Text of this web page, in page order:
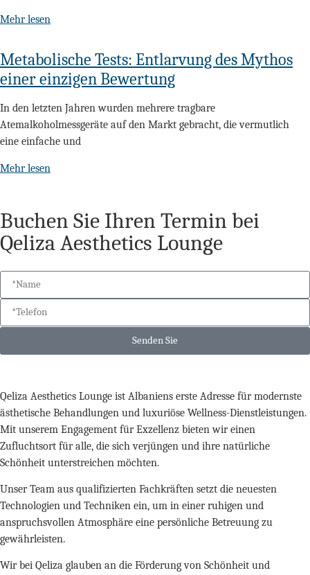
Mehr lesen
Metabolische Tests: Entlarvung des Mythos
einer einzigen Bewertung
In den letzten Jahren wurden mehrere tragbare
Atemalkoholmessgeräte auf den Markt gebracht, die vermutlich
eine einfache und
Mehr lesen
Buchen Sie Ihren Termin bei
Qeliza Aesthetics Lounge
Senden Sie
Qeliza Aesthetics Lounge ist Albaniens erste Adresse für modernste
ästhetische Behandlungen und luxuriöse Wellness-Dienstleistungen.
Mit unserem Engagement für Exzellenz bieten wir einen
Zufluchtsort für alle, die sich verjüngen und ihre natürliche
Schönheit unterstreichen möchten.
Unser Team aus qualifizierten Fachkräften setzt die neuesten
Technologien und Techniken ein, um in einer ruhigen und
anspruchsvollen Atmosphäre eine persönliche Betreuung zu
gewährleisten.
Wir bei Qeliza glauben an die Förderung von Schönheit und